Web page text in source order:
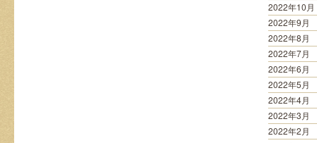
2022年10月
2022年9月
2022年8月
2022年7月
2022年6月
2022年5月
2022年4月
2022年3月
2022年2月